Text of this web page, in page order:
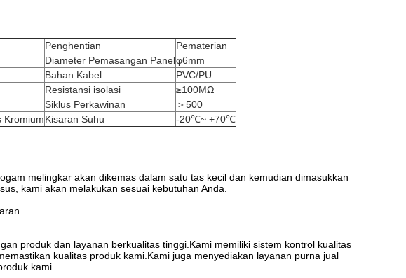
Penghentian
Pematerian
Diameter Pemasangan Panelφ6mm
Bahan Kabel
PVC/PU
Resistansi isolasi
≥100MΩ
Siklus Perkawinan
＞500
KromiumKisaran Suhu -20℃~ +70℃
melingkar akan dikemas dalam satu tas kecil dan kemudian dimasukkan
kami akan melakukan sesuai kebutuhan Anda.
produk dan layanan berkualitas tinggi.Kami memiliki sistem kontrol kualitas
kualitas produk kami.Kami juga menyediakan layanan purna jual
kami.